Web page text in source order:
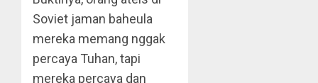
Soviet jaman baheula
mereka memang nggak
percaya Tuhan, tapi
mereka percaya dan